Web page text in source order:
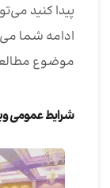
پیدا کنید
ادامه شما
موضوع
شرایط عمومی